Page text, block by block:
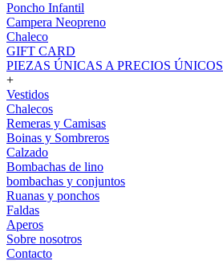
Poncho Infantil
Campera Neopreno
Chaleco
GIFT CARD
PIEZAS ÚNICAS A PRECIOS ÚNICOS
+
Vestidos
Chalecos
Remeras y Camisas
Boinas y Sombreros
Calzado
Bombachas de lino
bombachas y conjuntos
Ruanas y ponchos
Faldas
Aperos
Sobre nosotros
Contacto